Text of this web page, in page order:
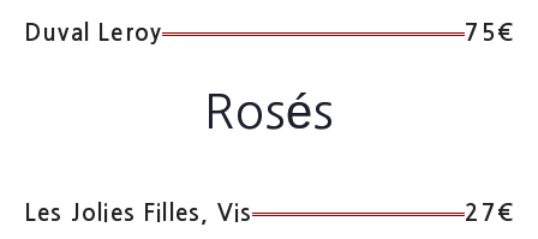
Duval Leroy 75€
Rosés
Les Jolies Filles, Vis 27€